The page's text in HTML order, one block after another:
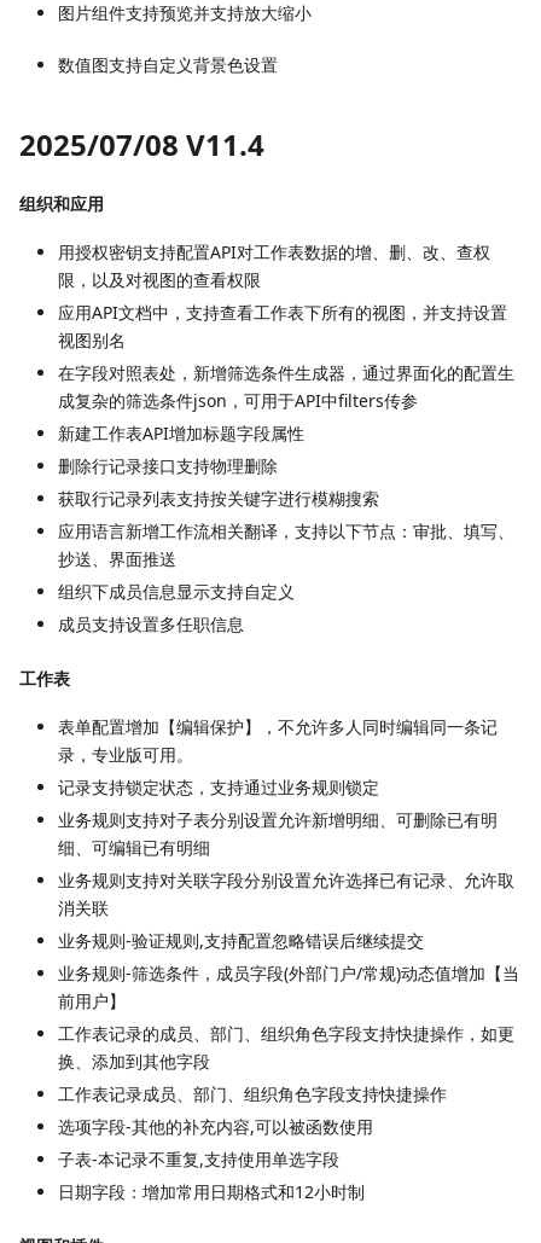
图片组件支持预览并支持放大缩小
数值图支持自定义背景色设置
2025/07/08 V11.4
组织和应用
用授权密钥支持配置API对工作表数据的增、删、改、查权
限，以及对视图的查看权限
应用API文档中，支持查看工作表下所有的视图，并支持设置
视图别名
在字段对照表处，新增筛选条件生成器，通过界面化的配置生
成复杂的筛选条件json，可用于API中filters传参
新建工作表API增加标题字段属性
删除行记录接口支持物理删除
获取行记录列表支持按关键字进行模糊搜索
应用语言新增工作流相关翻译，支持以下节点：审批、填写、
抄送、界面推送
组织下成员信息显示支持自定义
成员支持设置多任职信息
工作表
表单配置增加【编辑保护】，不允许多人同时编辑同一条记
录，专业版可用。
记录支持锁定状态，支持通过业务规则锁定
业务规则支持对子表分别设置允许新增明细、可删除已有明
细、可编辑已有明细
业务规则支持对关联字段分别设置允许选择已有记录、允许取
消关联
业务规则-验证规则,支持配置忽略错误后继续提交
业务规则-筛选条件，成员字段(外部门户/常规)动态值增加【当
前用户】
工作表记录的成员、部门、组织角色字段支持快捷操作，如更
换、添加到其他字段
工作表记录成员、部门、组织角色字段支持快捷操作
选项字段-其他的补充内容,可以被函数使用
子表-本记录不重复,支持使用单选字段
日期字段：增加常用日期格式和12小时制